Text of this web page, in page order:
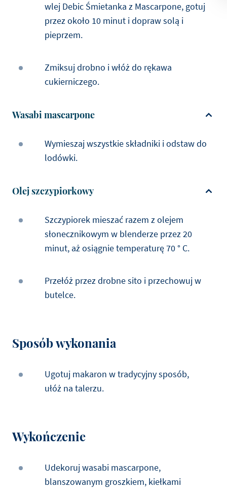
wlej Debic Śmietanka z Mascarpone, gotuj
przez około 10 minut i dopraw solą i
pieprzem.
Zmiksuj drobno i włóż do rękawa
cukierniczego.
Wasabi mascarpone
Wymieszaj wszystkie składniki i odstaw do
lodówki.
Olej szczypiorkowy
Szczypiorek mieszać razem z olejem
słonecznikowym w blenderze przez 20
minut, aż osiągnie temperaturę 70 ° C.
Przełóż przez drobne sito i przechowuj w
butelce.
Sposób wykonania
Ugotuj makaron w tradycyjny sposób,
ułóż na talerzu.
Wykończenie
Udekoruj wasabi mascarpone,
blanszowanym groszkiem, kiełkami